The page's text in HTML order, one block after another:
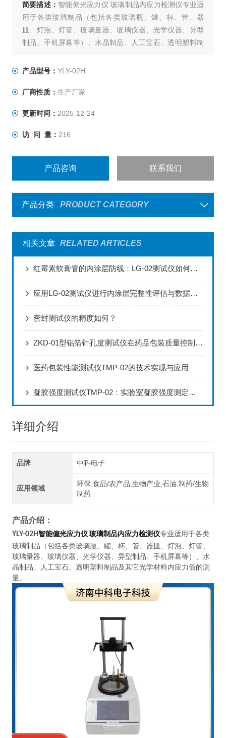
简要描述： 智能偏光应力仪 玻璃制品内应力检测仪专业适
用于各类玻璃制品（包括各类玻璃瓶、罐、杯、管、器
皿、灯泡、灯管、玻璃量器、玻璃仪器、光学仪器、异型
制品、手机屏幕等）、水晶制品、人工宝石、透明塑料制
产品型号： YLY-02H
厂商性质： 生产厂家
更新时间： 2025-12-24
访 问 量： 216
产品咨询 联系我们
产品分类 PRODUCT CATEGORY
相关文章 RELATED ARTICLES
红霉素软膏管的内涂层防线：LG-02测试仪如何破解普药包装的“隐蔽风险”
应用LG-02测试仪进行内涂层完整性评估与数据分析方案
密封测试仪的精度如何？
ZKD-01型铝箔针孔度测试仪在药品包装质量控制中的应用
医药包装性能测试仪TMP-02的技术实现与应用
凝胶强度测试仪TMP-02：实验室凝胶强度测定的标准化配置
详细介绍
品牌 中科电子
应用领域
环保,食品/农产品,生物产业,石油,制药/生物
制药
产品介绍：
YLY-02H智能偏光应力仪 玻璃制品内应力检测仪专业适用于各类
玻璃制品（包括各类玻璃瓶、罐、杯、管、器皿、灯泡、灯管、
玻璃量器、玻璃仪器、光学仪器、异型制品、手机屏幕等）、水
晶制品、人工宝石、透明塑料制品及其它光学材料内应力值的测
量。